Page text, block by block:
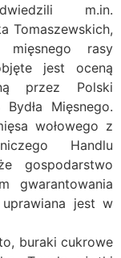
m.in.
Tomaszewskich,
mięsnego rasy
jest oceną
przez Polski
Mięsnego.
wołowego z
Handlu
gospodarstwo
gwarantowania
uprawiana jest w
buraki cukrowe